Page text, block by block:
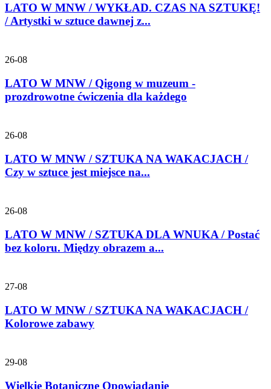
LATO W MNW / WYKŁAD. CZAS NA SZTUKĘ!
/ Artystki w sztuce dawnej z...
26-08
LATO W MNW / Qigong w muzeum -
prozdrowotne ćwiczenia dla każdego
26-08
LATO W MNW / SZTUKA NA WAKACJACH /
Czy w sztuce jest miejsce na...
26-08
LATO W MNW / SZTUKA DLA WNUKA / Postać
bez koloru. Między obrazem a...
27-08
LATO W MNW / SZTUKA NA WAKACJACH /
Kolorowe zabawy
29-08
Wielkie Botaniczne Opowiadanie